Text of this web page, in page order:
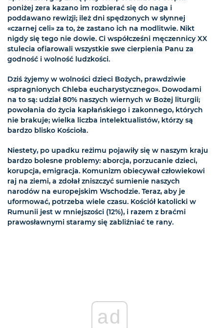
poniżej zera kazano im rozbierać się do naga i
poddawano rewizji; ileż dni spędzonych w słynnej
«czarnej celi» za to, że zastano ich na modlitwie. Nikt
nigdy się tego nie dowie. Ci współcześni męczennicy XX
stulecia ofiarowali wszystkie swe cierpienia Panu za
godność i wolność ludzkości.
Dziś żyjemy w wolności dzieci Bożych, prawdziwie
«spragnionych Chleba eucharystycznego». Dowodami
na to są: udział 80% naszych wiernych w Bożej liturgii;
powołania do życia kapłańskiego i zakonnego, których
nie brakuje; wielka liczba intelektualistów, którzy są
bardzo blisko Kościoła.
Niestety, po upadku reżimu pojawiły się w naszym kraju
bardzo bolesne problemy: aborcja, porzucanie dzieci,
korupcja, emigracja. Komunizm obiecywał człowiekowi
raj na ziemi, a zdołał zniszczyć sumienie naszych
narodów na europejskim Wschodzie. Teraz, aby je
uformować, potrzeba wiele czasu. Kościół katolicki w
Rumunii jest w mniejszości (12%), i razem z braćmi
prawosławnymi staramy się zabliźniać te rany.
ad